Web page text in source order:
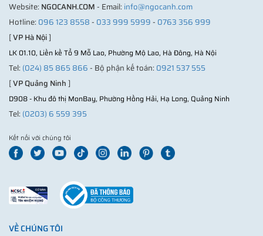
Website: NGOCANH.COM- Email: info@ngocanh.com
Hotline: 096 123 8558- 033 999 5999- 0763 356 999
[VP Hà Nội]
LK 01.10, Liền kề Tổ 9 Mỗ Lao, Phường Mộ Lao, Hà Đông, Hà Nội
Tel: (024) 85 865 866- Bộ phận kế toán: 0921 537 555
[VP Quảng Ninh]
D908 - Khu đô thị MonBay, Phường Hồng Hải, Hạ Long, Quảng Ninh
Tel: (0203) 6 559 395
Kết nối với chúng tôi
VỀ CHÚNG TÔI